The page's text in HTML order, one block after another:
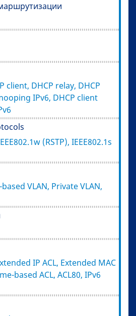
client, DHCP relay, DHCP
IPv6, DHCP client
(RSTP), IEEE802.1s
VLAN, Private VLAN,
IP ACL, Extended MAC
based ACL, ACL80, IPv6